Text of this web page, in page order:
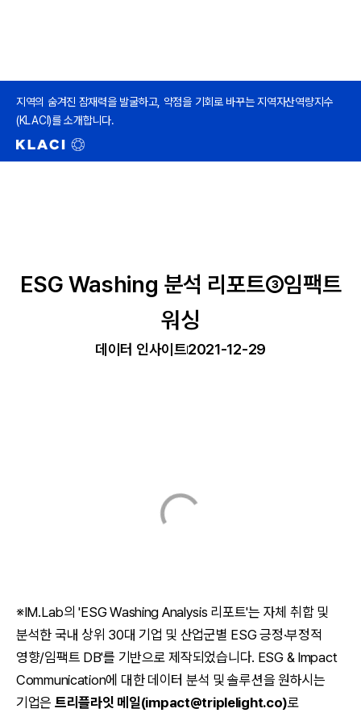
지역의 숨겨진 잠재력을 발굴하고, 약점을 기회로 바꾸는 지역자산역량지수
(KLACI)를 소개합니다.
ESG Washing 분석 리포트③임팩트
워싱
데이터 인사이트2021-12-29
※IM.Lab의 'ESG Washing Analysis 리포트'는 자체 취합 및
분석한 국내 상위 30대 기업 및 산업군별 ESG 긍정·부정적
영향/임팩트 DB'를 기반으로 제작되었습니다. ESG & Impact
Communication에 대한 데이터 분석 및 솔루션을 원하시는
기업은 트리플라잇 메일(impact@triplelight.co)로